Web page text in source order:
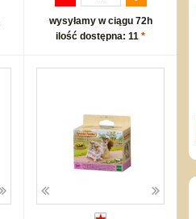
wysyłamy w ciągu 72h
ilość dostępna: 11 *